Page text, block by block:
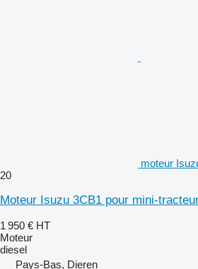
moteur
20
Moteur Isuzu 3CB1 pour mini-
1 950 € HT
Moteur
diesel
Pays-Bas, Dieren